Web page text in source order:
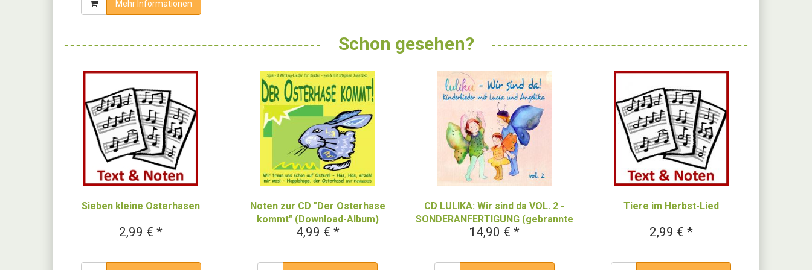
Mehr Informationen
Schon gesehen?
Sieben kleine Osterhasen
2,99 € *
Noten zur CD "Der Osterhase
kommt" (Download-Album)
4,99 € *
CD LULIKA: Wir sind da VOL. 2 -
SONDERANFERTIGUNG (gebrannte
CD)
14,90 € *
Tiere im Herbst-Lied
2,99 € *